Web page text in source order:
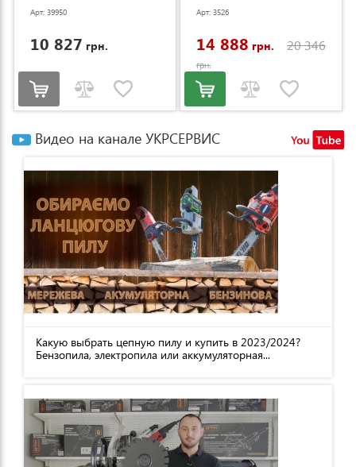
Арт: 39950
10 827 грн.
Арт: 3526
14 888 грн. 20 346
грн.
Видео на канале УКРСЕРВИС
Какую выбрать цепную пилу и купить в 2023/2024?
Бензопила, электропила или аккумуляторная...